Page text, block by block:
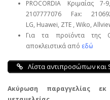
PROCORDIA Κριμαίας
2107777076 Fax:
LG, Huawei, ΖΤΕ , Wiko,
Για τα προϊόντα της
αποκλειστικά από εδώ
Λίστα αντιπροσώπων και
Ακύρωση παραγγελίας